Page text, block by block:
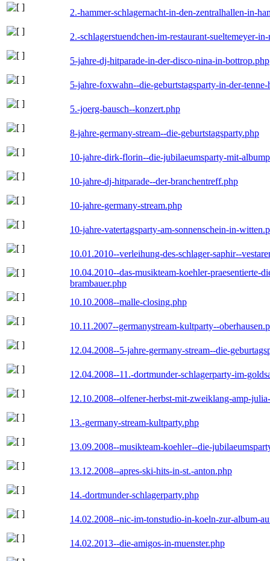
2.-hammer-schlagernacht-in-den-zentralhallen-in-
2.-schlagerstuendchen-im-restaurant-sueltemeyer-
5-jahre-dj-hitparade-in-der-disco-nina-in-bottrop.php
5-jahre-foxwahn--die-geburtstagsparty-in-der-tenne-
5.-joerg-bausch--konzert.php
8-jahre-germany-stream--die-geburtstagsparty.php
10-jahre-dirk-florin--die-jubilaeumsparty-mit-
10-jahre-dj-hitparade--der-branchentreff.php
10-jahre-germany-stream.php
10-jahre-vatertagsparty-am-sonnenschein-in-
10.01.2010--verleihung-des-schlager-saphir--
10.04.2010--das-musikteam-koehler-praesentierte-
brambauer.php
10.10.2008--malle-closing.php
10.11.2007--germanystream-kultparty--
12.04.2008--5-jahre-germany-stream--die-
12.04.2008--11.-dortmunder-schlagerparty-im-
12.10.2008--olfener-herbst-mit-zweiklang-amp-
13.-germany-stream-kultparty.php
13.09.2008--musikteam-koehler--die-
13.12.2008--apres-ski-hits-in-st.-anton.php
14.-dortmunder-schlagerparty.php
14.02.2008--nic-im-tonstudio-in-koeln-zur-album-
14.02.2013--die-amigos-in-muenster.php